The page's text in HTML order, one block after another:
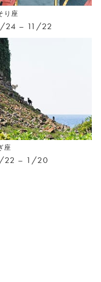
り座
24 – 11/22
座
22 – 1/20